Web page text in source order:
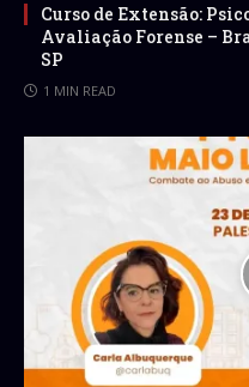
Curso de Extensão:
Avaliação Forense –
SP
1 MIN READ